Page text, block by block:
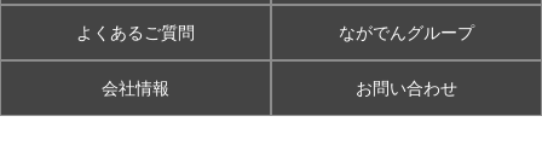
よくあるご質問 ながでんグループ
会社情報 お問い合わせ